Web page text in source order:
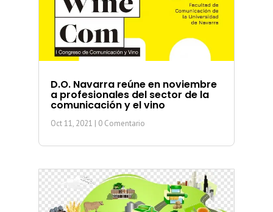
D.O. Navarra reúne en noviembre
a profesionales del sector de la
comunicación y el vino
Oct 11, 2021 | 0 Comentario